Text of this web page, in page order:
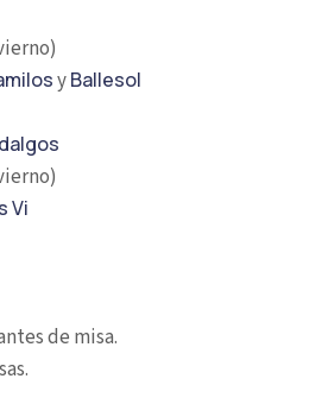
yBallesol
Vi
de misa.